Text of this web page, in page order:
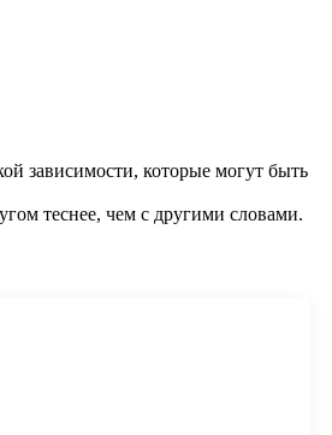
зависимости, которые могут быть
теснее, чем с другими словами.